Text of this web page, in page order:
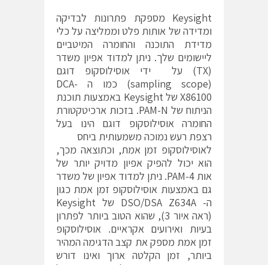
Keysight מספקת פתרונות לבדיקה
ומדידה של אותות פלט וממליצה על כלי
מדידת התוכנה והחומרה המיטביים
ליישומים שלך. ניתן למדוד אפיון משדר
(TX) על ידי אוסילוסקופ דוגם
(sampling scope) כמו ה DCA-
X86100 של Keysight באמצעות תוכנת
הניתוח של PAM-N. בזכות ארכיטקטורת
החומרה אוסילוסקופ דוגם הינו בעל
רצפת רעש נמוכה משמעותית ביחס
לאוסילוסקופ זמן אמת, וכתוצאה מכך,
הוא יכול להפיק אפיון מדויק יותר של
אות PAM-4. ניתן למדוד אפיון של משדר
גם באמצעות אוסילוסקופ זמן אמת כגון
ה- DSO/DSA Z634A של Keysight
(ראה איור 3), שהוא הטוב ביותר לפתרון
בעיות ואירועים אקראיים. אוסילוסקופ
זמן אמת מספק את קצב הדגימה המהיר
ביותר, זמן הקלטה ארוך ואינו דורש